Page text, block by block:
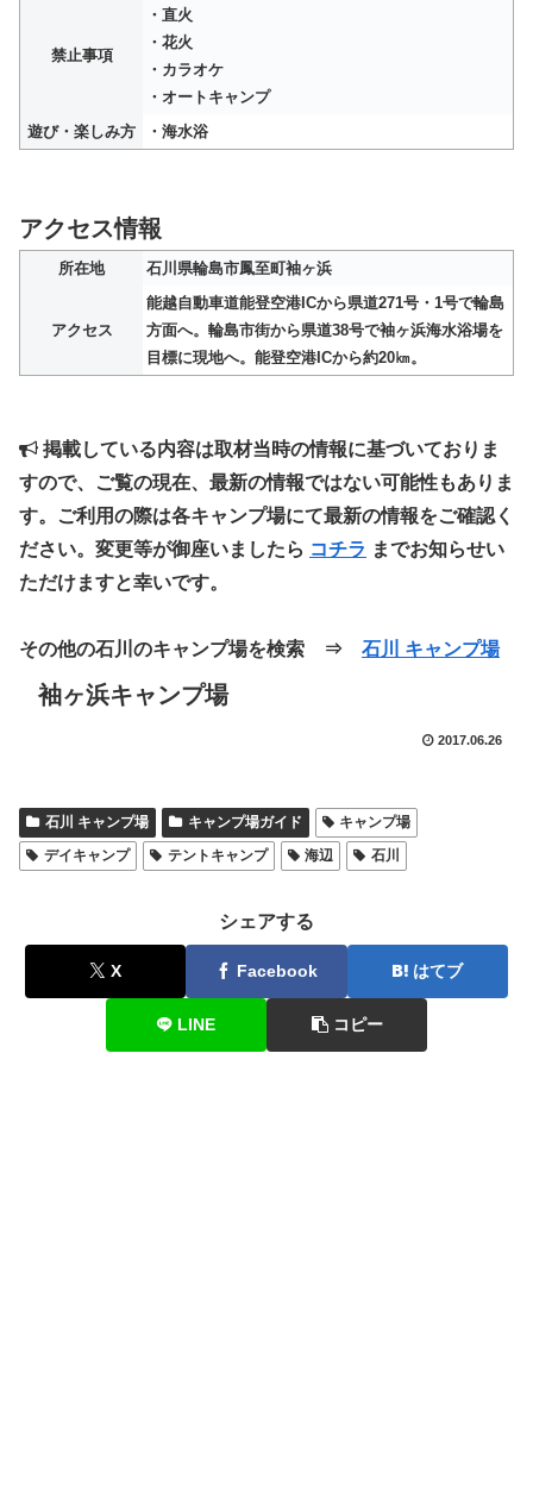
禁止事項
・直火
・花火
・カラオケ
・オートキャンプ
遊び・楽しみ方
・海水浴
アクセス情報
所在地 石川県輪島市鳳至町袖ヶ浜
アクセス
能越自動車道能登空港ICから県道271号・1号で輪島
方面へ。輪島市街から県道38号で袖ヶ浜海水浴場を
目標に現地へ。能登空港ICから約20㎞。
掲載している内容は取材当時の情報に基づいておりま
すので、ご覧の現在、最新の情報ではない可能性もありま
す。ご利用の際は各キャンプ場にて最新の情報をご確認く
ださい。変更等が御座いましたら コチラ までお知らせい
ただけますと幸いです。
その他の石川のキャンプ場を検索 ⇒ 石川 キャンプ場
袖ヶ浜キャンプ場
2017.06.26
石川 キャンプ場 キャンプ場ガイド
キャンプ場
デイキャンプ
テントキャンプ 海辺 石川
シェアする
X Facebook はてブ
LINE コピー